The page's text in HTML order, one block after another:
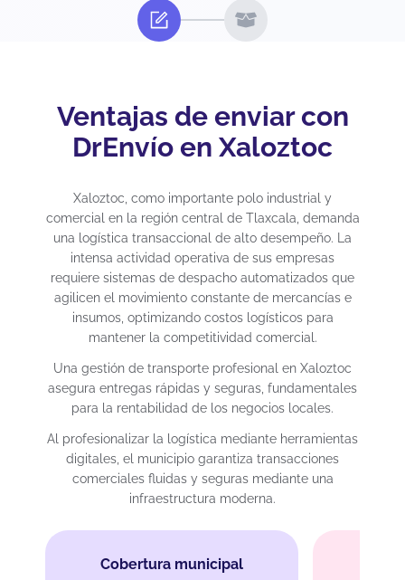
Ventajas de enviar con
DrEnvío en Xaloztoc
Xaloztoc, como importante polo industrial y
comercial en la región central de Tlaxcala, demanda
una logística transaccional de alto desempeño. La
intensa actividad operativa de sus empresas
requiere sistemas de despacho automatizados que
agilicen el movimiento constante de mercancías e
insumos, optimizando costos logísticos para
mantener la competitividad comercial.
Una gestión de transporte profesional en Xaloztoc
asegura entregas rápidas y seguras, fundamentales
para la rentabilidad de los negocios locales.
Al profesionalizar la logística mediante herramientas
digitales, el municipio garantiza transacciones
comerciales fluidas y seguras mediante una
infraestructura moderna.
Cobertura municipal